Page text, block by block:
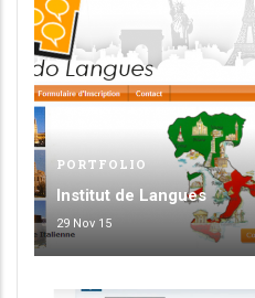
PORTFOLIO
Institut de Langues
29 Nov 15